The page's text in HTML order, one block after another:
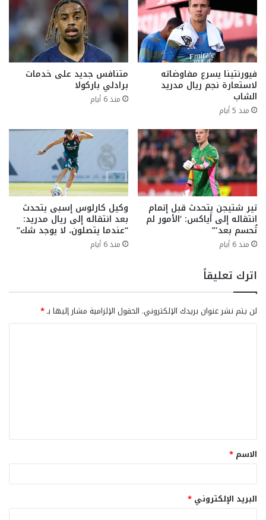
فيورنتينا يسرع مفاوضاته
لاستعارة نجم ريال مدريد
الشاب
منذ 5 أيام
متنافس جديد على خدمات
برادلي باركولا
منذ 6 أيام
تير شتيجن يتحدث قبل إتمام
انتقاله إلى أياكس: ‘الأمور لم
تُحسم بعد'”
منذ 6 أيام
وكيل كارلوس إسبى يتحدث
بعد انتقاله إلى ريال مدريد:
“عندما يتصلون، لا يوجد شك”
منذ 6 أيام
اترك تعليقاً
لن يتم نشر عنوان بريدك الإلكتروني. الحقول الإلزامية مشار إليها بـ*
ق
*
الاسم *
البريد الإلكتروني *